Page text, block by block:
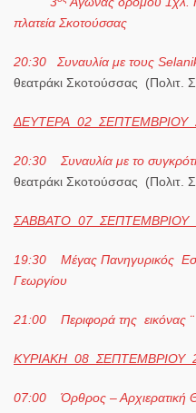
πλατεία Σκοτούσσας
20:30 Συναυλία με τους
θεατράκι Σκοτούσσας (Πολιτ.
ΔΕΥΤΕΡΑ 02 ΣΕΠΤΕΜΒΡΙΟΥ
20:30 Συναυλία με το
θεατράκι Σκοτούσσας (Πολιτ.
ΣΑΒΒΑΤΟ 07 ΣΕΠΤΕΜΒΡΙΟΥ
19:30 Μέγας Πανηγυρικός
Γεωργίου
21:00 Περιφορά της
ΚΥΡΙΑΚΗ 08 ΣΕΠΤΕΜΒΡΙΟΥ
07:00 Όρθρος – Αρχιερατική